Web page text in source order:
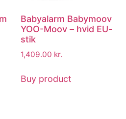
Babyalarm Babymoov
YOO-Moov – hvid EU-
stik
1,409.00 kr.
Buy product